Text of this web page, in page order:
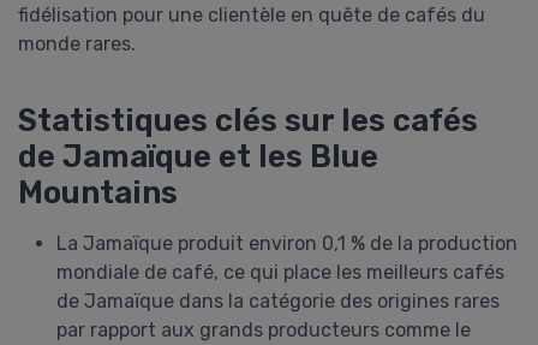
fidélisation pour une clientèle en quête de cafés du
monde rares.
Statistiques clés sur les cafés
de Jamaïque et les Blue
Mountains
La Jamaïque produit environ 0,1 % de la production
mondiale de café, ce qui place les meilleurs cafés
de Jamaïque dans la catégorie des origines rares
par rapport aux grands producteurs comme le